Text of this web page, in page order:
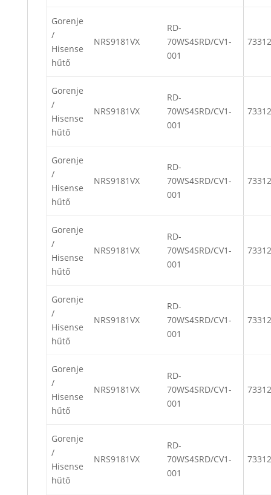
Gorenje
/
Hisense
hűtő
NRS9181VX
RD-
70WS4SRD/CV1-
001
Gorenje
/
Hisense
hűtő
NRS9181VX
RD-
70WS4SRD/CV1-
001
Gorenje
/
Hisense
hűtő
NRS9181VX
RD-
70WS4SRD/CV1-
001
Gorenje
/
Hisense
hűtő
NRS9181VX
RD-
70WS4SRD/CV1-
001
Gorenje
/
Hisense
hűtő
NRS9181VX
RD-
70WS4SRD/CV1-
001
Gorenje
/
Hisense
hűtő
NRS9181VX
RD-
70WS4SRD/CV1-
001
Gorenje
/
Hisense
hűtő
NRS9181VX
RD-
70WS4SRD/CV1-
001